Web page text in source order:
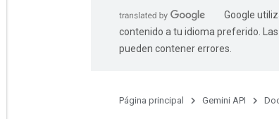
Google
contenido a tu idioma preferido.
pueden contener errores.
Página principal Gemini API